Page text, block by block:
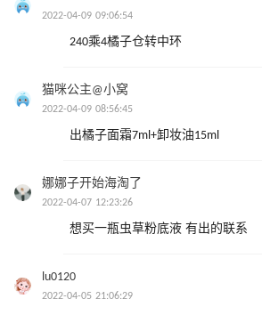
2022-04-09 09:06:54
240乘4橘子仓转中环
猫咪公主@小窝
2022-04-09 08:56:45
出橘子面霜7ml+卸妆油15ml
娜娜子开始海淘了
2022-04-07 12:23:26
想买一瓶虫草粉底液 有出的联系
lu0120
2022-04-05 21:06:29